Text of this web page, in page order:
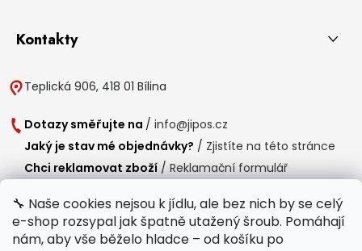
🔧 Naše cookies nejsou k jídlu, ale bez nich by se celý
e-shop rozsypal jak špatně utažený šroub. Pomáhají
nám, aby vše běželo hladce – od košíku po
Kontakty
Teplická 906, 418 01 Bílina
Dotazy směřujte na / info@jipos.cz
Jaký je stav mé objednávky? / Zjistíte na této stránce
Chci reklamovat zboží / Reklamační formulář
Provozní doba